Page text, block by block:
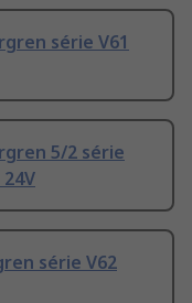
série V61
5/2 série
série V62